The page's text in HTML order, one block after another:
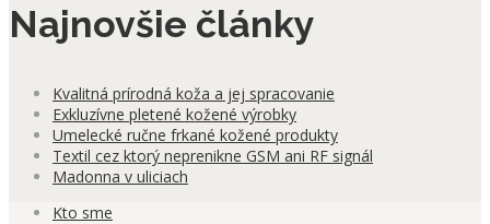
Najnovšie články
Kvalitná prírodná koža a jej spracovanie
Exkluzívne pletené kožené výrobky
Umelecké ručne frkané kožené produkty
Textil cez ktorý neprenikne GSM ani RF signál
Madonna v uliciach
Kto sme